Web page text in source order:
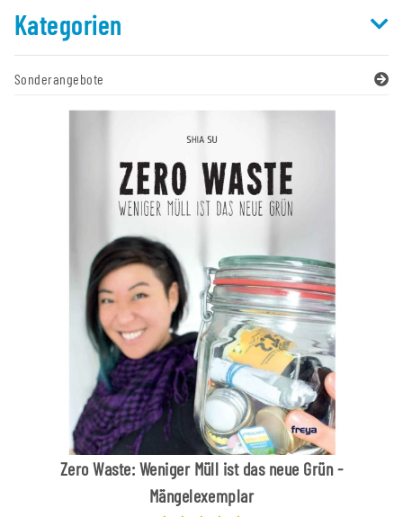
Kategorien
Sonderangebote
Zero Waste: Weniger Müll ist das neue Grün -
Mängelexemplar